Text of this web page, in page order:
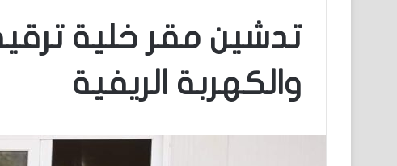
تدشين مقر خلية
والكهربة الريفية